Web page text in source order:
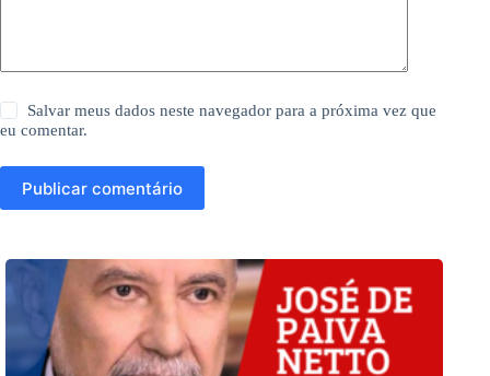
Salvar meus dados neste navegador para a próxima vez que
eu comentar.
Publicar comentário